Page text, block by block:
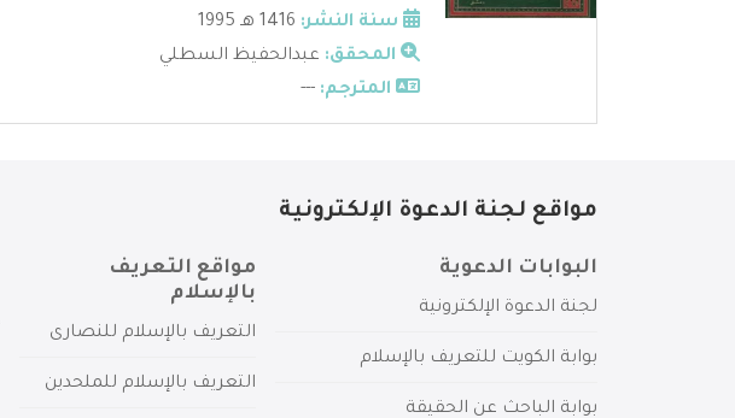
سنة النشر:
المحقق: عبدالحفيظ السطلي
المترجم: ---
مواقع لجنة الدعوة الإلكترونية
البوابات الدعوية
لجنة الدعوة الإلكترونية
بوابة الكويت للتعريف بالإسلام
بوابة الباحث عن الحقيقة
مواقع التعريف
بالإسلام
التعريف بالإسلام للنصارى
التعريف بالإسلام للملحدين